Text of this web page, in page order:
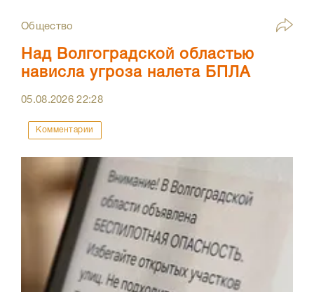
Общество
Над Волгоградской областью
нависла угроза налета БПЛА
05.08.202622:28
Комментарии